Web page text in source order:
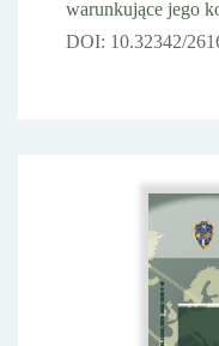
warunkujące jego
DOI: 10.32342/